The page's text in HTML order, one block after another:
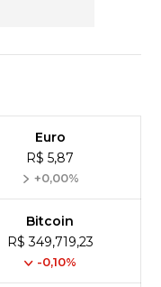
Euro
R$ 5,87
+0,00%
Bitcoin
R$ 349,719,23
-0,10%